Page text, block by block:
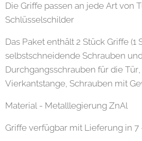
Die Griffe passen an jede Art von
Schlüsselschilder
Das Paket enthält 2 Stück Griffe (1
selbstschneidende Schrauben
Durchgangsschrauben für die
Vierkantstange, Schrauben mit
Material - Metalllegierung ZnAl
Griffe verfügbar mit Lieferung in 7